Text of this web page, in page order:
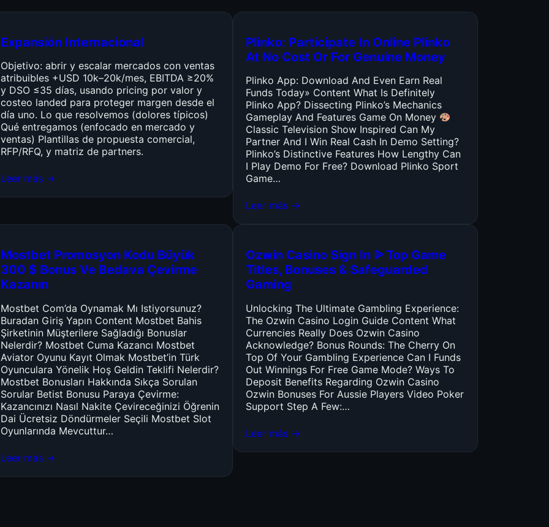
Expansión Internacional
Objetivo: abrir y escalar mercados con ventas
atribuibles +USD 10k–20k/mes, EBITDA ≥20%
y DSO ≤35 días, usando pricing por valor y
costeo landed para proteger margen desde el
día uno. Lo que resolvemos (dolores típicos)
Qué entregamos (enfocado en mercado y
ventas) Plantillas de propuesta comercial,
RFP/RFQ, y matriz de partners.
Leer más →
Plinko: Participate In Online Plinko
At No Cost Or For Genuine Money
Plinko App: Download And Even Earn Real
Funds Today» Content What Is Definitely
Plinko App? Dissecting Plinko’s Mechanics
Gameplay And Features Game On Money
Classic Television Show Inspired Can My
Partner And I Win Real Cash In Demo Setting?
Plinko’s Distinctive Features How Lengthy Can
I Play Demo For Free? Download Plinko Sport
Game…
Leer más →
Mostbet Promosyon Kodu Büyük
300 $ Bonus Ve Bedava Çevirme
Kazanın
Mostbet Com’da Oynamak Mı Istiyorsunuz?
Buradan Giriş Yapın Content Mostbet Bahis
Şirketinin Müşterilere Sağladığı Bonuslar
Nelerdir? Mostbet Cuma Kazancı Mostbet
Aviator Oyunu Kayıt Olmak Mostbet’in Türk
Oyunculara Yönelik Hoş Geldin Teklifi Nelerdir?
Mostbet Bonusları Hakkında Sıkça Sorulan
Sorular Betist Bonusu Paraya Çevirme:
Kazancınızı Nasıl Nakite Çevireceğinizi Öğrenin
Dai Ücretsiz Döndürmeler Seçili Mostbet Slot
Oyunlarında Mevcuttur…
Leer más →
Ozwin Casino Sign In ᐉ Top Game
Titles, Bonuses & Safeguarded
Gaming
Unlocking The Ultimate Gambling Experience:
The Ozwin Casino Login Guide Content What
Currencies Really Does Ozwin Casino
Acknowledge? Bonus Rounds: The Cherry On
Top Of Your Gambling Experience Can I Funds
Out Winnings For Free Game Mode? Ways To
Deposit Benefits Regarding Ozwin Casino
Ozwin Bonuses For Aussie Players Video Poker
Support Step A Few:…
Leer más →